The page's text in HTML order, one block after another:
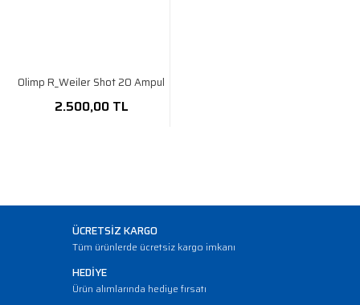
Olimp R_Weiler Shot 20 Ampul
2.500,00 TL
ÜCRETSİZ KARGO
Tüm ürünlerde ücretsiz kargo imkanı
HEDİYE
Ürün alımlarında hediye fırsatı